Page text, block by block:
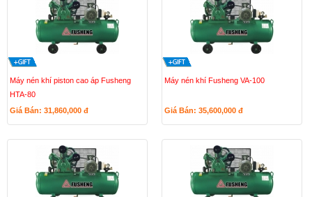
Máy nén khí piston cao áp Fusheng
HTA-80
Giá Bán: 31,860,000 đ
Máy nén khí Fusheng VA-100
Giá Bán: 35,600,000 đ